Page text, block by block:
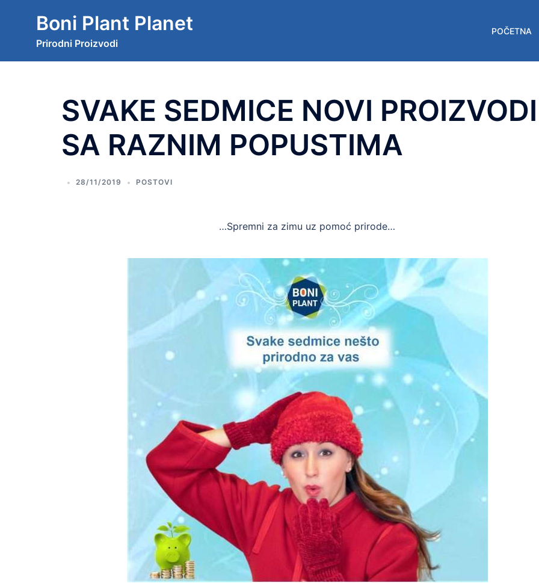
Boni Plant Planet
Prirodni Proizvodi
POČETNA
SVAKE SEDMICE NOVI PROIZVODI
SA RAZNIM POPUSTIMA
28/11/2019 POSTOVI
…Spremni za zimu uz pomoć prirode…